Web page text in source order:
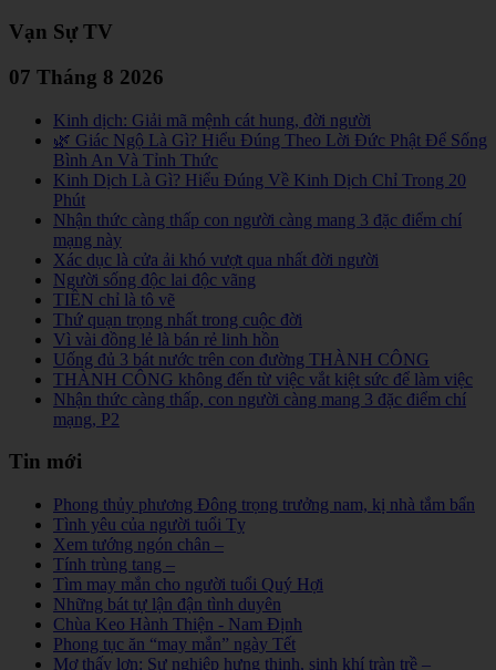
Vạn Sự TV
07 Tháng 8 2026
Kinh dịch: Giải mã mệnh cát hung, đời người
🌿 Giác Ngộ Là Gì? Hiểu Đúng Theo Lời Đức Phật Để Sống
Bình An Và Tỉnh Thức
Kinh Dịch Là Gì? Hiểu Đúng Về Kinh Dịch Chỉ Trong 20
Phút
Nhận thức càng thấp con người càng mang 3 đặc điểm chí
mạng này
Xác dục là cửa ải khó vượt qua nhất đời người
Người sống độc lai độc vãng
TIỀN chỉ là tô vẽ
Thứ quạn trọng nhất trong cuộc đời
Vì vài đồng lẻ là bán rẻ linh hồn
Uống đủ 3 bát nước trên con đường THÀNH CÔNG
THÀNH CÔNG không đến từ việc vắt kiệt sức để làm việc
Nhận thức càng thấp, con người càng mang 3 đặc điểm chí
mạng, P2
Tin mới
Phong thủy phương Đông trọng trưởng nam, kị nhà tắm bẩn
Tình yêu của người tuổi Tỵ
Xem tướng ngón chân –
Tính trùng tang –
Tìm may mắn cho người tuổi Quý Hợi
Những bát tự lận đận tình duyên
Chùa Keo Hành Thiện - Nam Định
Phong tục ăn “may mắn” ngày Tết
Mơ thấy lợn: Sự nghiệp hưng thịnh, sinh khí tràn trề –